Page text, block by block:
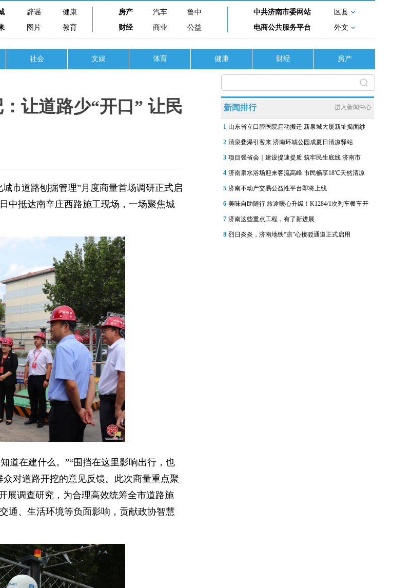
辟谣
健康
图片 教育
房产 汽车
鲁中
财经
商业 公益
中共济南市委网站
区县
电商公共服务平台
外文
社会 文娱 体育 健康 财经 房产
让道路少“开口” 让民
道路刨掘管理”月度商量首场调研正式启
中抵达南辛庄西路施工现场，一场聚焦城
在建什么。”“围挡在这里影响出行，也
对道路开挖的意见反馈。此次商量重点聚
展调查研究，为合理高效统筹全市道路施
通、生活环境等负面影响，贡献政协智慧
新闻排行 进入新闻中心
1 山东省立口腔医院启动搬迁 新泉城大厦新址揭面纱
2 清泉叠瀑引客来 济南环城公园成夏日清凉驿站
3 项目强省会｜建设提速提质 筑牢民生底线 济南市
4 济南泉水浴场迎来客流高峰 市民畅享18℃天然清凉
5 济南不动产交易公益性平台即将上线
6 美味自助随行 旅途暖心升级！K1284/1次列车餐车开
7 济南这些重点工程，有了新进展
8 烈日炎炎，济南地铁“凉”心接驳通道正式启用